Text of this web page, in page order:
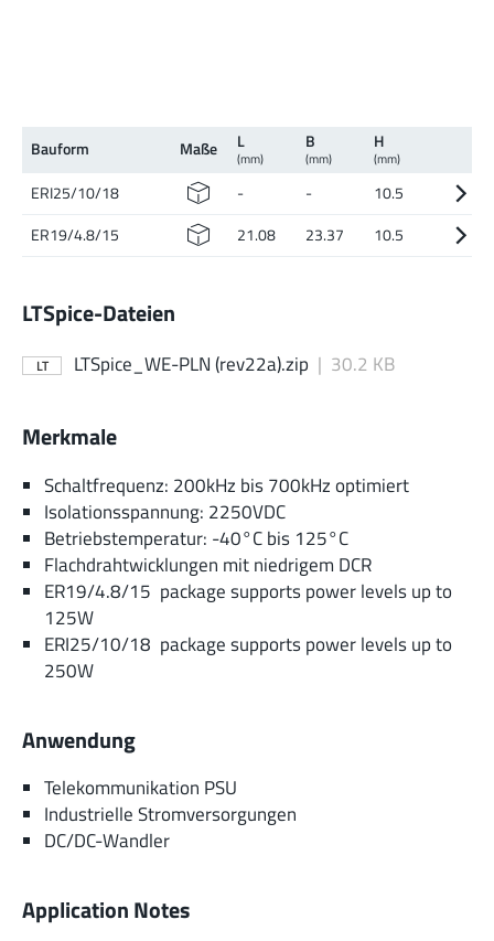
Bauform Maße L
(mm)
B
(mm)
H
(mm)
ERI25/10/18 - -
10.5
ER19/4.8/15
21.08 23.37 10.5
LTSpice-Dateien
LT LTSpice_WE-PLN (rev22a).zip | 30.2 KB
Merkmale
Schaltfrequenz: 200kHz bis 700kHz optimiert
Isolationsspannung: 2250VDC
Betriebstemperatur: -40°C bis 125°C
Flachdrahtwicklungen mit niedrigem DCR
ER19/4.8/15 package supports power levels up to
125W
ERI25/10/18 package supports power levels up to
250W
Anwendung
Telekommunikation PSU
Industrielle Stromversorgungen
DC/DC-Wandler
Application Notes